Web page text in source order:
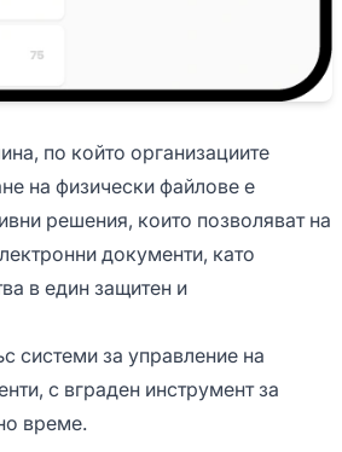
по който организациите
на физически файлове е
решения, които позволяват на
документи, като
в един защитен и
системи за управление на
с вграден инструмент за
време.